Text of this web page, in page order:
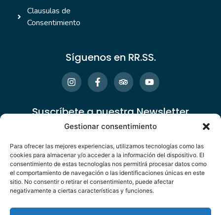
Gestionar consentimiento
Para ofrecer las mejores experiencias, utilizamos tecnologías como las
cookies para almacenar y/o acceder a la información del dispositivo. El
consentimiento de estas tecnologías nos permitirá procesar datos como
el comportamiento de navegación o las identificaciones únicas en este
sitio. No consentir o retirar el consentimiento, puede afectar
negativamente a ciertas características y funciones.
Clausulas de
Consentimiento
Síguenos en RR.SS.
Suscríbete a nuestra Newsletter
Alternative: